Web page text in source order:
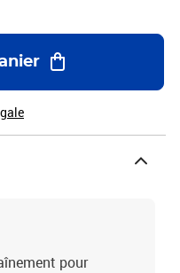
1x clip, 1x ours en peluche
Dimensions18 x 7 x 14 cm (L x P x H) À partir de ans
pour